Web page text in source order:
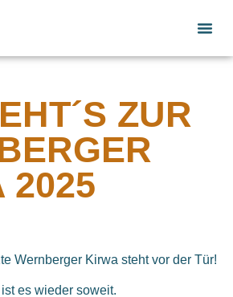
ZUR
2025
Wernberger Kirwa steht vor der Tür!
es wieder soweit.